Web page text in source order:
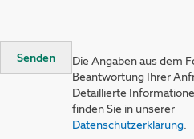
Senden
Die Angaben aus dem
Beantwortung Ihrer
Detaillierte
finden Sie in unserer
Datenschutzerklärung.